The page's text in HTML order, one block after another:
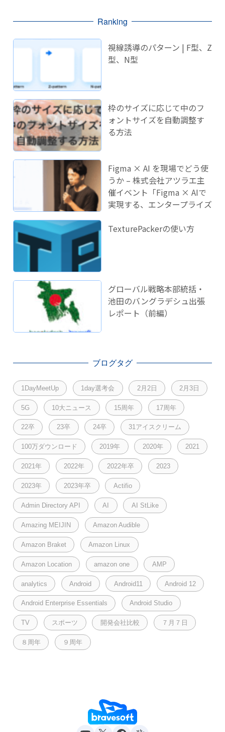
Ranking
視線誘導のパターン | F型、Z
型、N型
枠のサイズに応じて中のフ
ォントサイズを自動調整す
る方法
Figma × AI を現場でどう使
うか – 株式会社アツラエ主
催イベント「Figma × AIで
実現する、エンタープライズ
ました！
TexturePackerの使い方
グローバル戦略本部統括・
池田のバングラデシュ出張
レポート（前編）
ブログタグ
1DayMeetUp 1day選考会 2月2日 2月3日
5G 10大ニュース 15周年 17周年
22卒 23卒 24卒 31アイスクリーム
100万ダウンロード 2019年 2020年 2021
2021年 2022年 2022年卒 2023
2023年 2023年卒 Actifio
Admin Directory API AI AI StLike
Amazing MEIJIN Amazon Audible
Amazon Braket Amazon Linux
Amazon Location amazon one AMP
analytics Android Android11 Android 12
Android Enterprise Essentials Android Studio
TV スポーツ 開発会社比較 ７月７日
８周年 ９周年